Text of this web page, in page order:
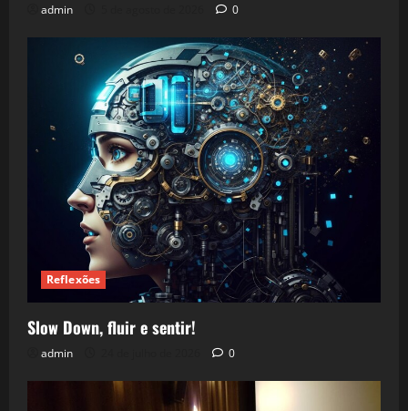
admin 0
Reflexões
Slow Down, fluir e sentir!
admin 0